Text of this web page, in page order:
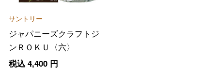
サントリー
ジャパニーズクラフトジ
ンＲＯＫＵ〈六〉
税込 4,400円